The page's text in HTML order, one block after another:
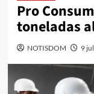
Pro
toneladas
NOTISDOM 9